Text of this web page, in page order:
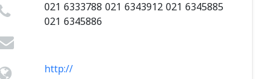
021 6333788 021 6343912 021 6345885
021 6345886
http://